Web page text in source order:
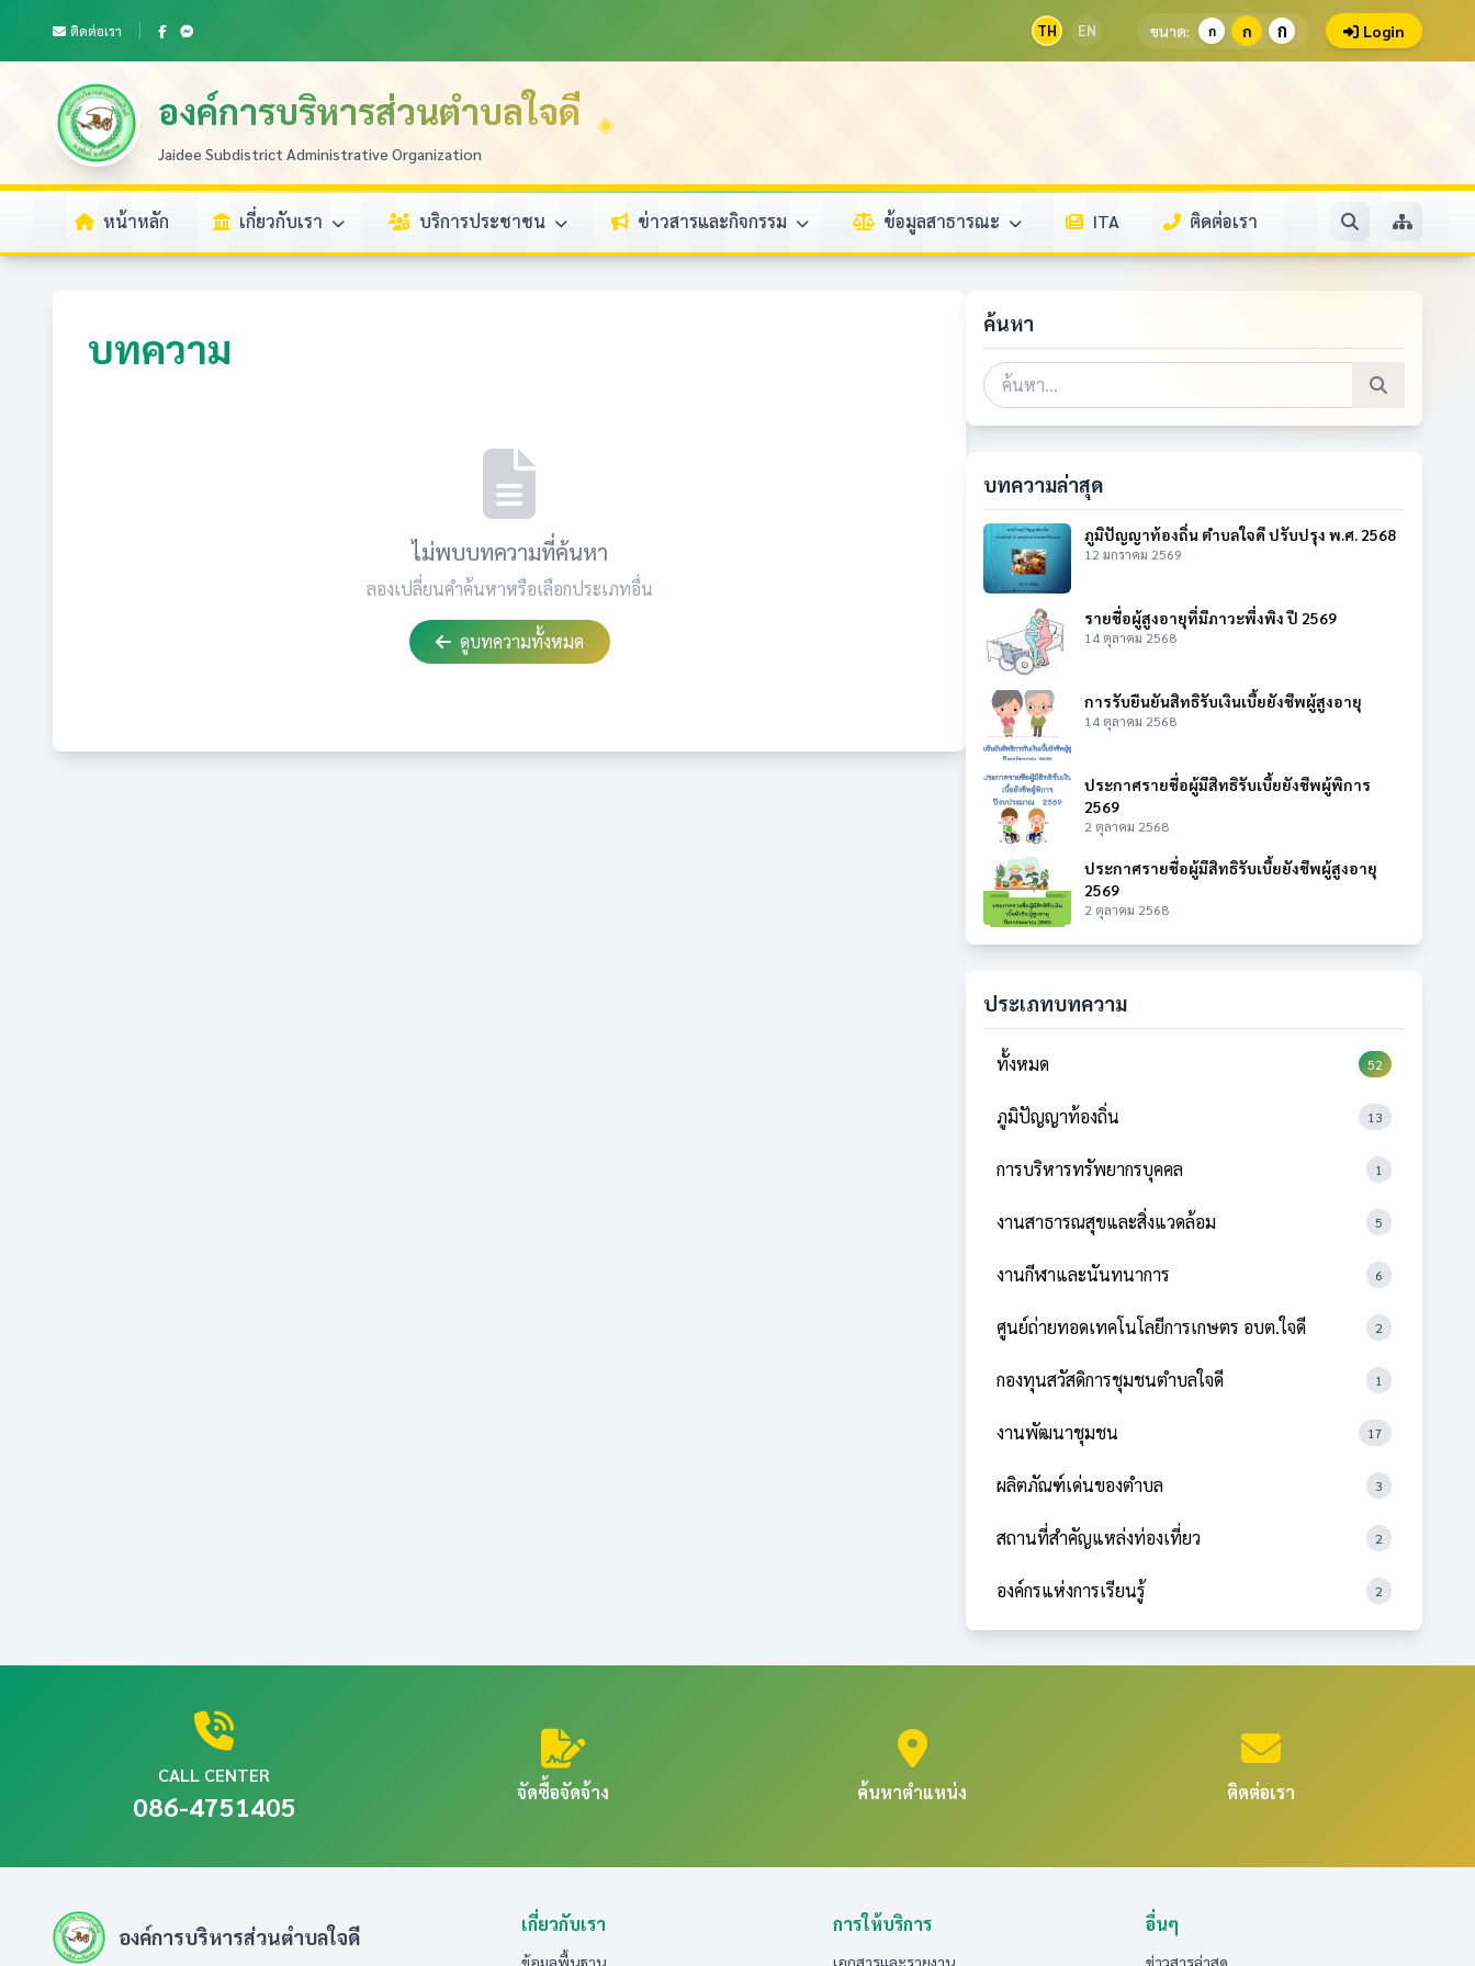
ติดต่อเรา TH EN ขนาด: ก ก ก Login
องค์การบริหารส่วนตำบลใจดี
Jaidee Subdistrict Administrative Organization
หน้าหลัก เกี่ยวกับเรา บริการประชาชน ข่าวสารและกิจกรรม ข้อมูลสาธารณะ ITA ติดต่อเรา
บทความ
ไม่พบบทความที่ค้นหา
ลองเปลี่ยนคำค้นหาหรือเลือกประเภทอื่น
ดูบทความทั้งหมด
ค้นหา
บทความล่าสุด
ภูมิปัญญาท้องถิ่น ตำบลใจดี ปรับปรุง พ.ศ. 2568
12 มกราคม 2569
รายชื่อผู้สูงอายุที่มีภาวะพึ่งพิง ปี 2569
14 ตุลาคม 2568
การรับยืนยันสิทธิรับเงินเบี้ยยังชีพผู้สูงอายุ
14 ตุลาคม 2568
ประกาศรายชื่อผู้มีสิทธิรับเบี้ยยังชีพผู้พิการ
2569
2 ตุลาคม 2568
ประกาศรายชื่อผู้มีสิทธิรับเบี้ยยังชีพผู้สูงอายุ
2569
2 ตุลาคม 2568
ประเภทบทความ
ทั้งหมด 52
ภูมิปัญญาท้องถิ่น 13
การบริหารทรัพยากรบุคคล 1
งานสาธารณสุขและสิ่งแวดล้อม 5
งานกีฬาและนันทนาการ 6
ศูนย์ถ่ายทอดเทคโนโลยีการเกษตร อบต.ใจดี 2
กองทุนสวัสดิการชุมชนตำบลใจดี 1
งานพัฒนาชุมชน 17
ผลิตภัณฑ์เด่นของตำบล 3
สถานที่สำคัญแหล่งท่องเที่ยว 2
องค์กรแห่งการเรียนรู้ 2
CALL CENTER
086-4751405 จัดซื้อจัดจ้าง ค้นหาตำแหน่ง ติดต่อเรา
องค์การบริหารส่วนตำบลใจดี
เกี่ยวกับเรา
ข้อมูลพื้นฐาน
การให้บริการ
เอกสารและรายงาน
อื่นๆ
ข่าวสารล่าสุด